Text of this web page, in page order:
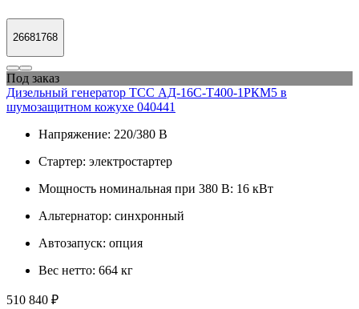
26681768
Под заказ
Дизельный генератор ТСС АД-16С-Т400-1РКМ5 в
шумозащитном кожухе 040441
Напряжение: 220/380 В
Стартер: электростартер
Мощность номинальная при 380 В: 16 кВт
Альтернатор: синхронный
Автозапуск: опция
Вес нетто: 664 кг
510 840 ₽